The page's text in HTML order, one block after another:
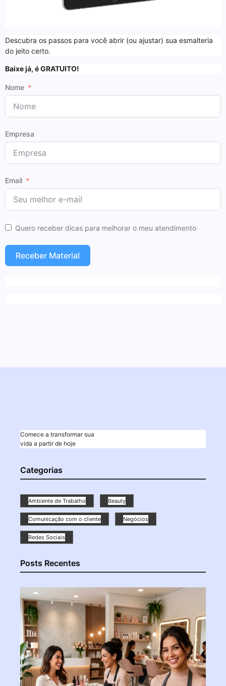
Descubra os passos para você abrir (ou ajustar) sua esmalteria
do jeito certo.
Baixe já, é GRATUITO!
Nome
Empresa
Email
Quero receber dicas para melhorar o meu atendimento
Receber Material
Comece a transformar sua
vida a partir de hoje
Categorias
Ambiente de Trabalho Beauty
Comunicação com o cliente Negócios
Redes Sociais
Posts Recentes